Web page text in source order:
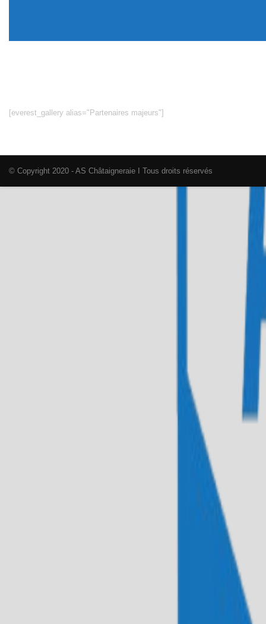
[everest_gallery alias="Partenaires majeurs"]
© Copyright 2020 - AS Châtaigneraie I Tous droits réservés